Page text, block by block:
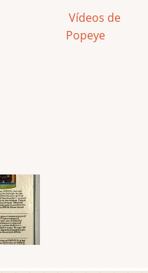
Vídeos de
Popeye